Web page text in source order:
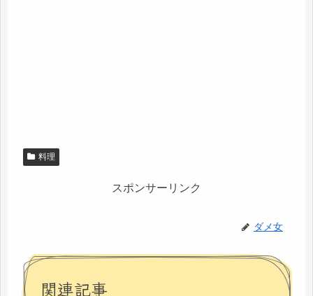
料理
スポンサーリンク
ダメ女
関連記事